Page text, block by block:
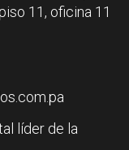
11, oficina 11
líder de la